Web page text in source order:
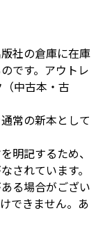
社の倉庫に在庫
です。アウトレ
中古本・古
常の新本として
明記するため、
されています。
る場合がござい
できません。あ